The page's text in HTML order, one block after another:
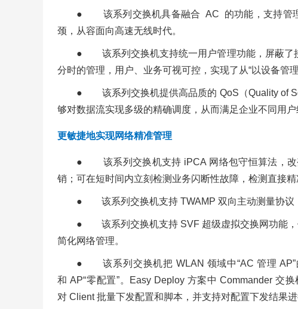
● 该系列交换机具备融合 AC 的功能，支持管理
颈，从容面向高速无线时代。
● 该系列交换机支持统一用户管理功能，屏蔽了
分时的管理，用户、业务可视可控，实现了从“以设备管
● 该系列交换机提供高品质的 QoS（Quality of
够对数据流实现多级的精确调度，从而满足企业不同用
更敏捷地实现网络精准管理
● 该系列交换机支持 iPCA 网络包守恒算法，改
销；可在短时间内立刻检测业务闪断性故障，检测直接精
● 该系列交换机支持 TWAMP 双向主动测量协议
● 该系列交换机支持 SVF 超级虚拟交换网功能，
简化网络管理。
● 该系列交换机把 WLAN 领域中“AC 管理 AP”
和 AP“零配置”。Easy Deploy 方案中 Commander 交
对 Client 批量下发配置和脚本，并支持对配置下发结果